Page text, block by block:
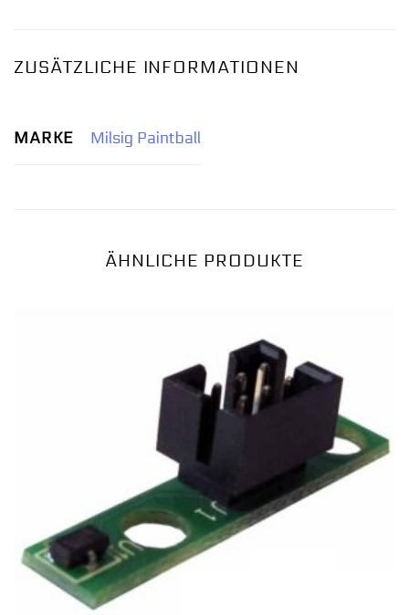
ZUSÄTZLICHE INFORMATIONEN
MARKE Milsig Paintball
ÄHNLICHE PRODUKTE